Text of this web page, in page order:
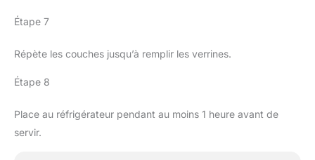
Étape 7
Répète les couches jusqu’à remplir les verrines.
Étape 8
Place au réfrigérateur pendant au moins 1 heure avant de
servir.